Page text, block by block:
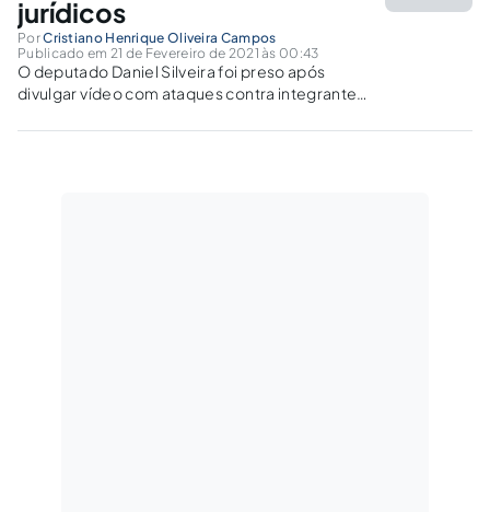
jurídicos
PorCristiano Henrique Oliveira Campos
Publicado em 21 de Fevereiro de 2021 às 00:43
O deputado Daniel Silveira foi preso após
divulgar vídeo com ataques contra integrantes
5). A prisão do parlamentar foi ordenada pelo